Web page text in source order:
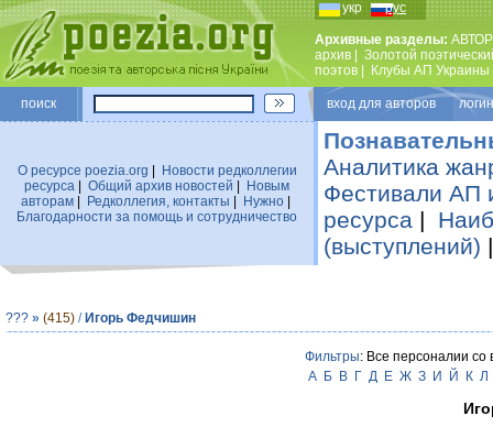
укр рус
Архивные разделы:
архив
Золотой
поэтов
Клубы АП Украины
поиск вход для авторов
О ресурсе poezia.org
Новости редколлегии
ресурса
Общий архив новостей
Новым
авторам| Редколлегия, контакты Нужно|
Благодарности за помощь и сотрудничество
Аналитика
Фестивали АП
ресурса |
(выступлений)
??? » (415) / Игорь Федчишин
Фильтры: Все персоналии со
А
Б В Г Д Е Ж З И Й К Л